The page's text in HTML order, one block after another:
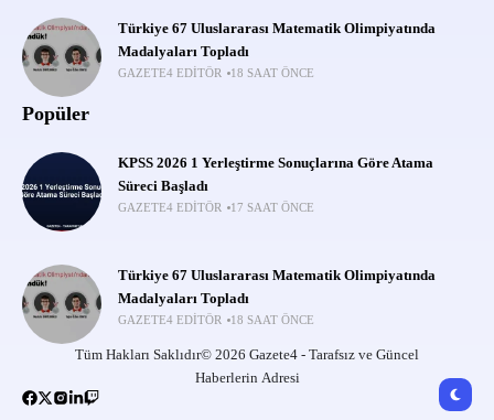
Türkiye 67 Uluslararası Matematik Olimpiyatında
Madalyaları Topladı
GAZETE4 EDITÖR 18 SAAT ÖNCE
Popüler
KPSS 2026 1 Yerleştirme Sonuçlarına Göre Atama
Süreci Başladı
GAZETE4 EDITÖR 17 SAAT ÖNCE
Türkiye 67 Uluslararası Matematik Olimpiyatında
Madalyaları Topladı
GAZETE4 EDITÖR 18 SAAT ÖNCE
Tüm Hakları Saklıdır© 2026 Gazete4 - Tarafsız ve Güncel
Haberlerin Adresi